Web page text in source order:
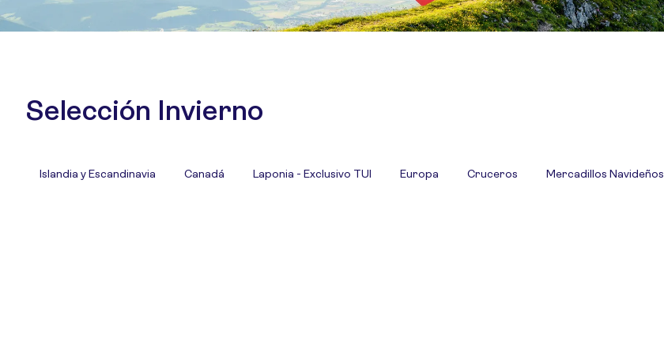
Selección Invierno
Islandia y Escandinavia Canadá Laponia - Exclusivo TUI Europa Cruceros Mercadillos Navideños